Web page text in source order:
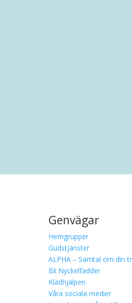
Genvägar
Hemgrupper
Gudstjänster
ALPHA – Samtal om din
Bli Nyckelfadder
Klädhjälpen
Våra sociala medier